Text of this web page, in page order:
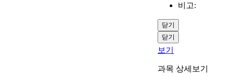
비고:
닫기
닫기
보기
과목 상세보기